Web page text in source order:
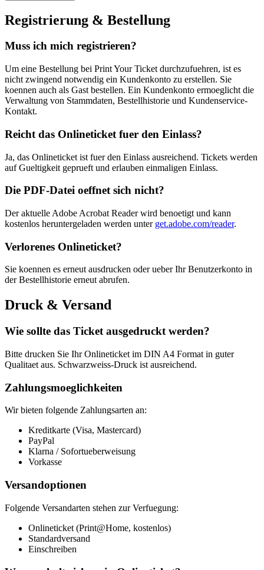
Registrierung & Bestellung
Muss ich mich registrieren?
Um eine Bestellung bei Print Your Ticket durchzufuehren, ist es
nicht zwingend notwendig ein Kundenkonto zu erstellen. Sie
koennen auch als Gast bestellen. Ein Kundenkonto ermoeglicht die
Verwaltung von Stammdaten, Bestellhistorie und Kundenservice-
Kontakt.
Reicht das Onlineticket fuer den Einlass?
Ja, das Onlineticket ist fuer den Einlass ausreichend. Tickets werden
auf Gueltigkeit geprueft und erlauben einmaligen Einlass.
Die PDF-Datei oeffnet sich nicht?
Der aktuelle Adobe Acrobat Reader wird benoetigt und kann
kostenlos heruntergeladen werden unter get.adobe.com/reader.
Verlorenes Onlineticket?
Sie koennen es erneut ausdrucken oder ueber Ihr Benutzerkonto in
der Bestellhistorie erneut abrufen.
Druck & Versand
Wie sollte das Ticket ausgedruckt werden?
Bitte drucken Sie Ihr Onlineticket im DIN A4 Format in guter
Qualitaet aus. Schwarzweiss-Druck ist ausreichend.
Zahlungsmoeglichkeiten
Wir bieten folgende Zahlungsarten an:
Kreditkarte (Visa, Mastercard)
PayPal
Klarna / Sofortueberweisung
Vorkasse
Versandoptionen
Folgende Versandarten stehen zur Verfuegung:
Onlineticket (Print@Home, kostenlos)
Standardversand
Einschreiben